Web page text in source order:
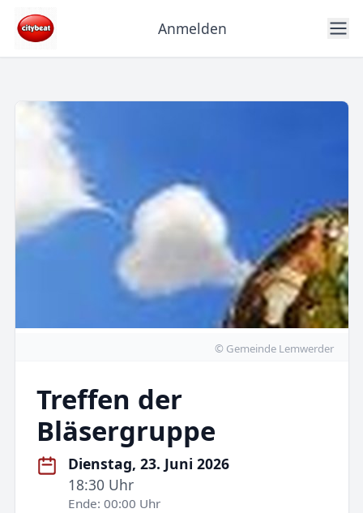
Anmelden
© Gemeinde Lemwerder
Treffen der
Bläsergruppe
Dienstag, 23. Juni 2026
18:30 Uhr
Ende: 00:00 Uhr